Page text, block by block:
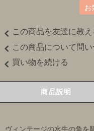
お
この商品を友達に教え
この商品について問
買い物を続ける
商品説明
ヴィンテージの水牛の角を